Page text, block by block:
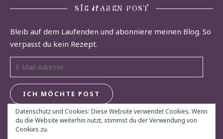
SIE HABEN POST
Bleib auf dem Laufenden und abonniere meinen Blog. So
verpasst du kein Rezept.
E-Mail-Adresse
ICH MÖCHTE POST
Datenschutz und Cookies: Diese Website verwendet Cookies. Wenn
du die Website weiterhin nutzt, stimmst du der Verwendung von
Cookies zu.